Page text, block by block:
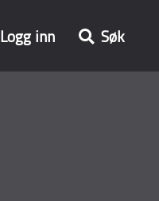
Logg inn Søk